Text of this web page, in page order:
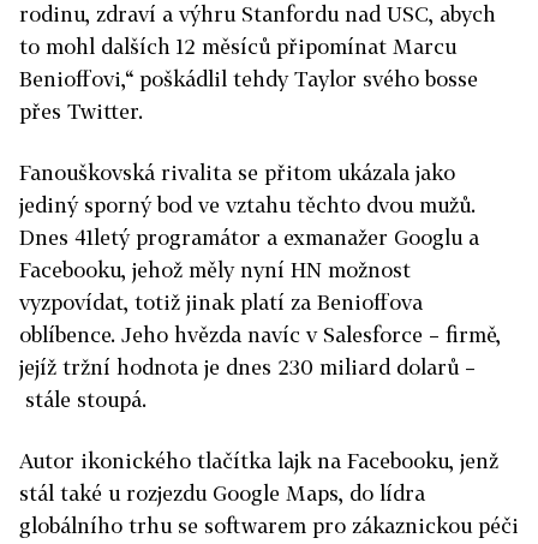
rodinu, zdraví a výhru Stanfordu nad USC, abych
to mohl dalších 12 měsíců připomínat Marcu
Benioffovi,“ poškádlil tehdy Taylor svého bosse
přes Twitter.
Fanouškovská rivalita se přitom ukázala jako
jediný sporný bod ve vztahu těchto dvou mužů.
Dnes 41letý programátor a exmanažer Googlu a
Facebooku, jehož měly nyní HN možnost
vyzpovídat, totiž jinak platí za Benioffova
oblíbence. Jeho hvězda navíc v Salesforce – firmě,
jejíž tržní hodnota je dnes 230 miliard dolarů –
stále stoupá.
Autor ikonického tlačítka lajk na Facebooku, jenž
stál také u rozjezdu Google Maps, do lídra
globálního trhu se softwarem pro zákaznickou péči